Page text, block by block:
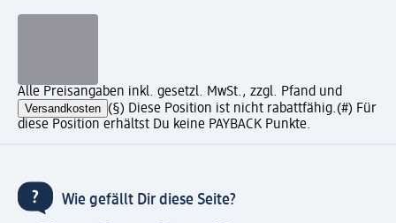
Alle Preisangaben inkl. gesetzl. MwSt., zzgl. Pfand und
Versandkosten (§) Diese Position ist nicht rabattfähig.(#) Für
diese Position erhältst Du keine PAYBACK Punkte.
Wie gefällt Dir diese Seite?